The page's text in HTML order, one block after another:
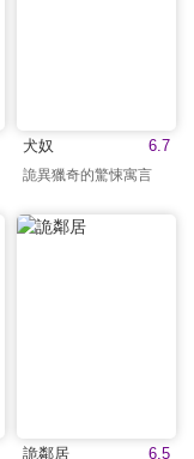
6.7
犬奴
詭異獵奇的驚悚寓言
6.5
詭鄰居